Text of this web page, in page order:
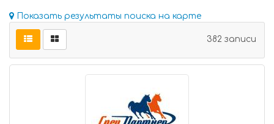
Показать результаты поиска на карте
382 записи